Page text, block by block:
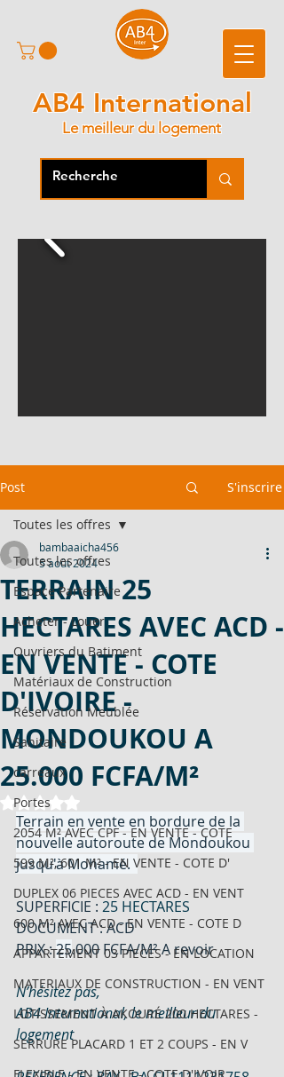
AB4 International
Le meilleur du logement
Post S'inscrire
Toutes les offres
Espace Partenaire
Acheter - Louer
Ouvriers du Batiment
Matériaux de Construction
Réservation Meublée
Sanitaire
carreaux
Portes
2054 M² AVEC CPF - EN VENTE - COTE
599 M², 601 M² - EN VENTE - COTE D'
DUPLEX 06 PIECES AVEC ACD - EN VENT
600 M² AVEC ACD - EN VENTE - COTE D
APPARTEMENT 03 PIECES - EN LOCATION
MATERIAUX DE CONSTRUCTION - EN VENT
LOTISSEMENT À AKOURÉ 200 HECTARES -
SERRURE PLACARD 1 ET 2 COUPS - EN V
Toutes les offres
TERRAIN 25
HECTARES AVEC ACD -
EN VENTE - COTE
D'IVOIRE -
MONDOUKOU A
25.000 FCFA/M²
bambaaicha456
5 août 2024
Noté NaN étoiles sur 5.
Terrain en vente en bordure de la
nouvelle autoroute de Mondoukou
jusqu'à Mohamé.
SUPERFICIE : 25 HECTARES
DOCUMENT : ACD
PRIX : 25.000 FCFA/M² A revoir
N’hésitez pas,
AB4 International, le meilleur du
logement